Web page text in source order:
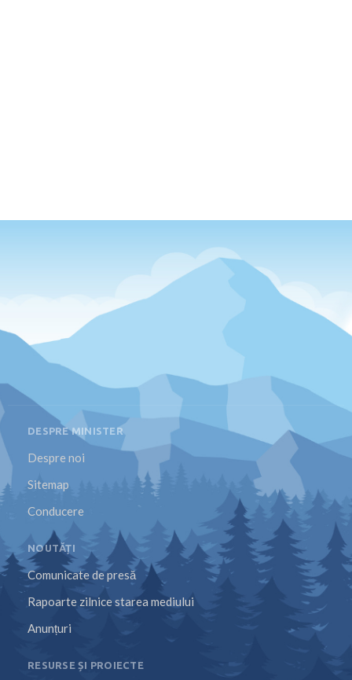
DESPRE MINISTER
Despre noi
Sitemap
Conducere
NOUTĂȚI
Comunicate de presă
Rapoarte zilnice starea mediului
Anunțuri
RESURSE ȘI PROIECTE